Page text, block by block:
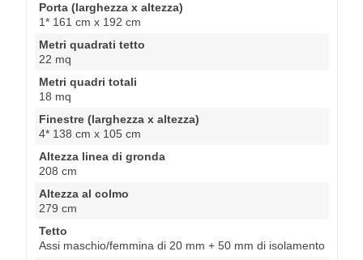
Porta (larghezza x altezza)
1* 161 cm x 192 cm
Metri quadrati tetto
22 mq
Metri quadri totali
18 mq
Finestre (larghezza x altezza)
4* 138 cm x 105 cm
Altezza linea di gronda
208 cm
Altezza al colmo
279 cm
Tetto
Assi maschio/femmina di 20 mm + 50 mm di isolamento